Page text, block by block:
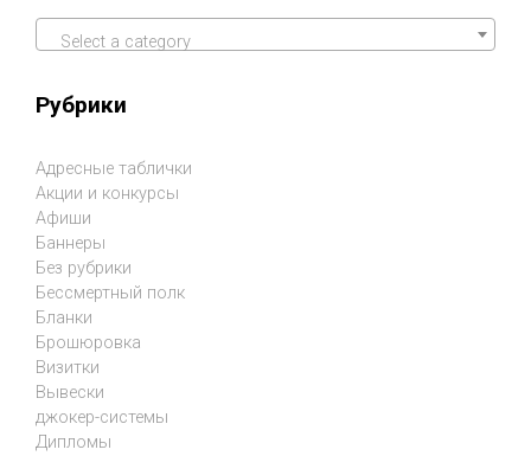
Select a category
Рубрики
Адресные таблички
Акции и конкурсы
Афиши
Баннеры
Без рубрики
Бессмертный полк
Бланки
Брошюровка
Визитки
Вывески
джокер-системы
Дипломы